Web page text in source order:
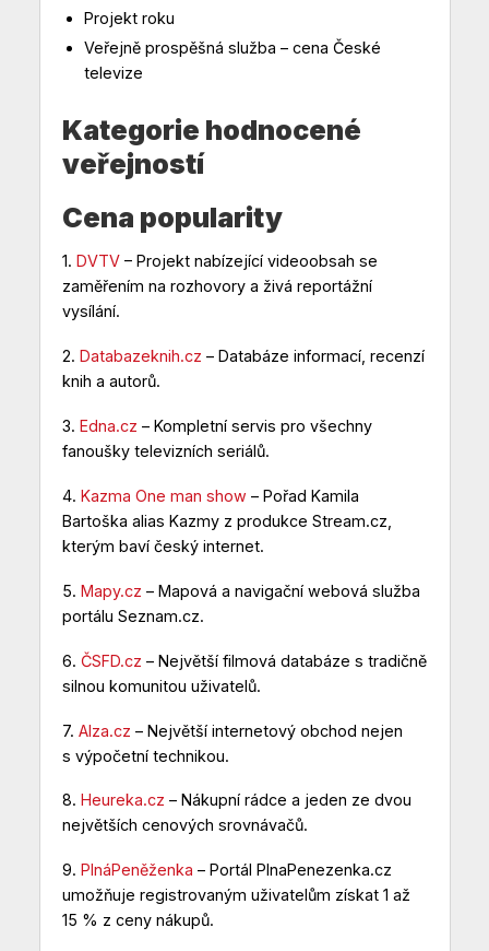
Projekt roku
Veřejně prospěšná služba – cena České
televize
Kategorie hodnocené
veřejností
Cena popularity
1. DVTV– Projekt nabízející videoobsah se
zaměřením na rozhovory a živá reportážní
vysílání.
2. Databazeknih.cz – Databáze informací, recenzí
knih a autorů.
3. Edna.cz – Kompletní servis pro všechny
fanoušky televizních seriálů.
4. Kazma One man show – Pořad Kamila
Bartoška alias Kazmy z produkce Stream.cz,
kterým baví český internet.
5. Mapy.cz – Mapová a navigační webová služba
portálu Seznam.cz.
6. ČSFD.cz – Největší filmová databáze s tradičně
silnou komunitou uživatelů.
7. Alza.cz – Největší internetový obchod nejen
s výpočetní technikou.
8. Heureka.cz – Nákupní rádce a jeden ze dvou
největších cenových srovnávačů.
9. PlnáPeněženka – Portál PlnaPenezenka.cz
umožňuje registrovaným uživatelům získat 1 až
15 % z ceny nákupů.